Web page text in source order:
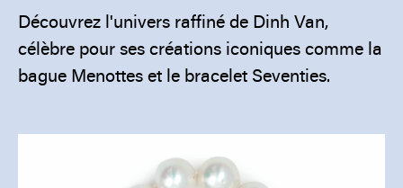
Découvrez l'univers raffiné de Dinh Van,
célèbre pour ses créations iconiques comme la
bague Menottes et le bracelet Seventies.